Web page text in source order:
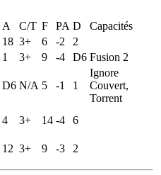
A C/T F PA D
Capacités
18 3+ 6 -2
2
1 3+ 9 -4 D6 Fusion 2
D6 N/A 5 -1 1
Ignore
Couvert,
Torrent
4 3+ 14 -4
6
12 3+ 9 -3 2